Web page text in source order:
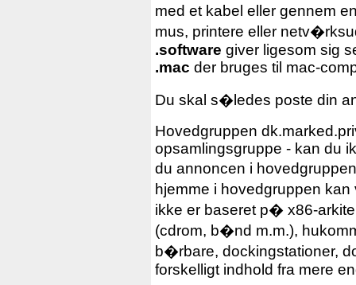
med et kabel eller gennem
mus, printere eller
.software giver ligesom sig
.mac der bruges til mac-
Du skal s�ledes poste din
Hovedgruppen
opsamlingsgruppe - kan du
du annoncen i
hjemme i hovedgruppen
ikke er baseret p� x86-
(cdrom, b�nd m.m.),
b�rbare, dockingstationer,
forskelligt indhold fra mere